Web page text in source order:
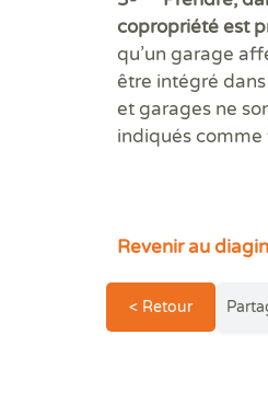
copropriété est
qu’un garage
être intégré
et garages ne
indiqués
Revenir au
< Retour